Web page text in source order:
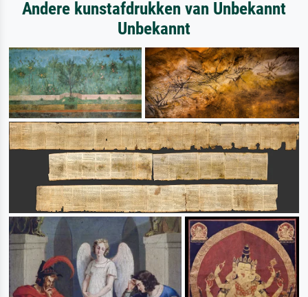
Andere kunstafdrukken van Unbekannt
Unbekannt